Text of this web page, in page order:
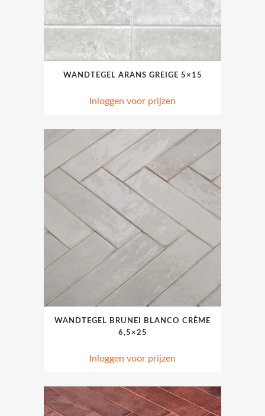
WANDTEGEL ARANS GREIGE 5×15
Inloggen voor prijzen
WANDTEGEL BRUNEI BLANCO CRÈME
6,5×25
Inloggen voor prijzen